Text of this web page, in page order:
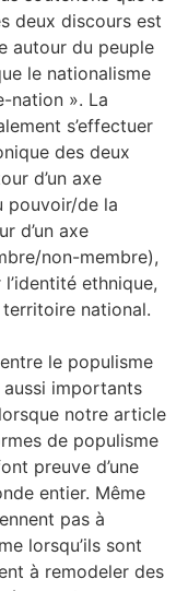
deux discours est
autour du peuple
le nationalisme
nation ». La
s’effectuer
des deux
d’un axe
pouvoir/de la
d’un axe
non-membre),
ethnique,
national.
le populisme
importants
notre article
de populisme
preuve d’une
entier. Même
pas à
lorsqu’ils sont
à remodeler des